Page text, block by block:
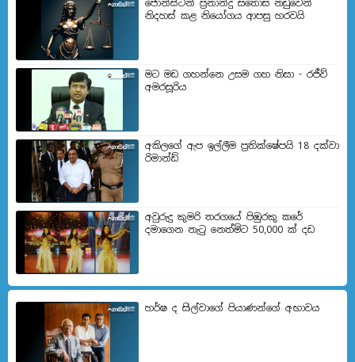
ජොන්ස්ටන් ප්‍රනාන්දු සතොස නඩුවෙන්
නිදහස් කළ නියෝගය ආපසු හරවයි
මට මඩ ගහන්නෙ උසම ගහ නිසා - රජීව්
අමරසූරිය
අකිලගේ ඇප ඉල්ලීම ප්‍රතික්ෂේපයි 18 දක්වා
රිමාන්ඩ්
අවුරුදු කුමරි තරගයේ පිඹුරකු කරේ
දමාගෙන නැටු නෙත්මිට 50,000 ක් දඩ
හර්ෂ ද සිල්වාගේ පියාණන්ගේ අභාවය